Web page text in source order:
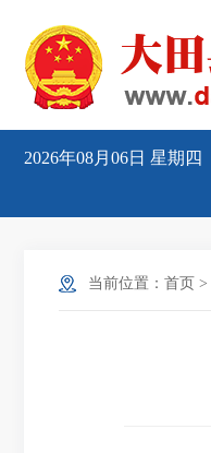
2026年08月06日 星期四
当前位置： 首页 >